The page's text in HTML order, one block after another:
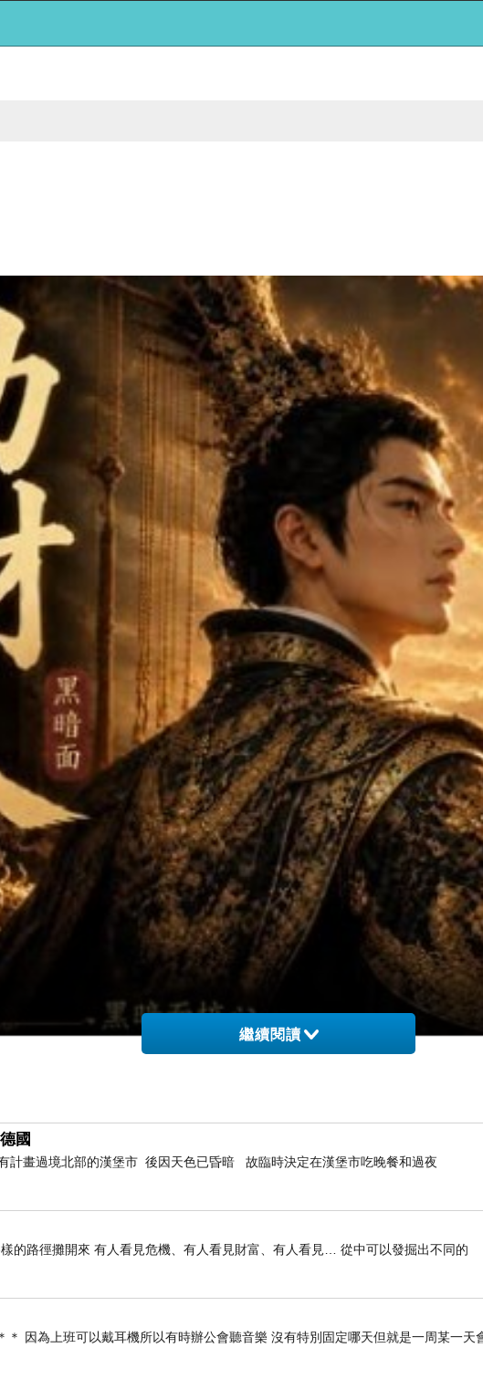
繼續閱讀
國
計畫過境北部的漢堡市 後因天色已昏暗 故臨時決定在漢堡市吃晚餐和過夜
的路徑攤開來 有人看見危機、有人看見財富、有人看見… 從中可以發掘出不同的
＊ 因為上班可以戴耳機所以有時辦公會聽音樂 沒有特別固定哪天但就是一周某一天